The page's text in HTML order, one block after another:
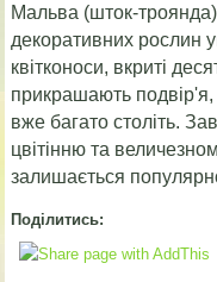
Мальва (шток-
декоративних рослин
квітконоси, вкриті
прикрашають подвір'я,
вже багато століть.
цвітінню та
залишається
Поділитись: